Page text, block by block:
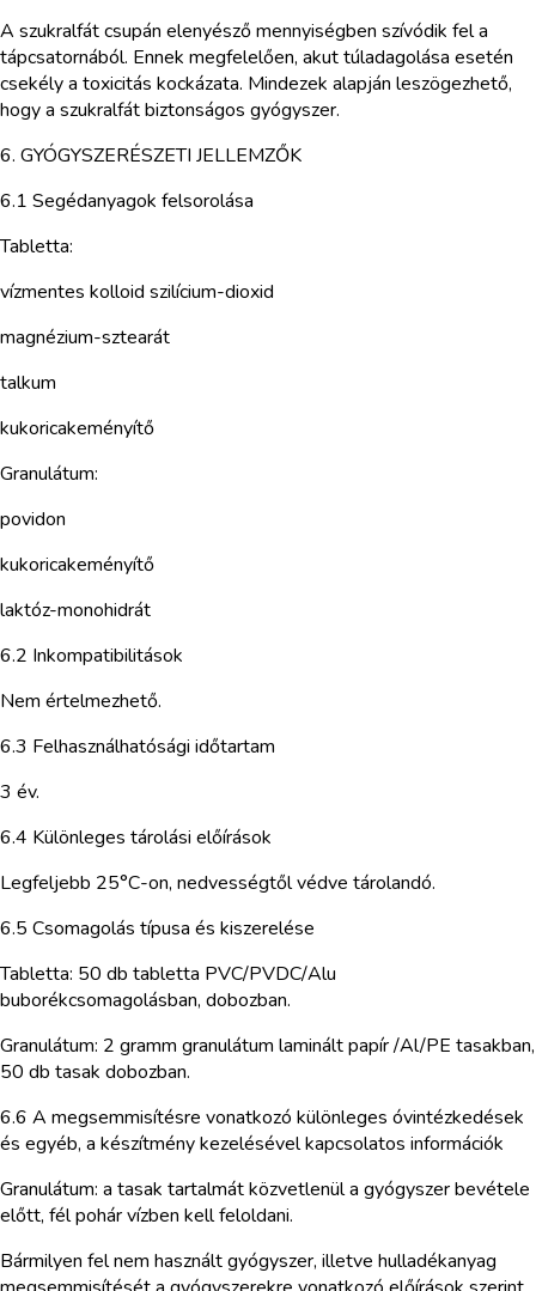
A szukralfát csupán elenyésző mennyiségben szívódik fel a
tápcsatornából. Ennek megfelelően, akut túladagolása esetén
csekély a toxicitás kockázata. Mindezek alapján leszögezhető,
hogy a szukralfát biztonságos gyógyszer.
6. GYÓGYSZERÉSZETI JELLEMZŐK
6.1 Segédanyagok felsorolása
Tabletta:
vízmentes kolloid szilícium-dioxid
magnézium-sztearát
talkum
kukoricakeményítő
Granulátum:
povidon
kukoricakeményítő
laktóz-monohidrát
6.2 Inkompatibilitások
Nem értelmezhető.
6.3 Felhasználhatósági időtartam
3 év.
6.4 Különleges tárolási előírások
Legfeljebb 25°C-on, nedvességtől védve tárolandó.
6.5 Csomagolás típusa és kiszerelése
Tabletta: 50 db tabletta PVC/PVDC/Alu
buborékcsomagolásban, dobozban.
Granulátum: 2 gramm granulátum laminált papír /Al/PE tasakban,
50 db tasak dobozban.
6.6 A megsemmisítésre vonatkozó különleges óvintézkedések
és egyéb, a készítmény kezelésével kapcsolatos információk
Granulátum: a tasak tartalmát közvetlenül a gyógyszer bevétele
előtt, fél pohár vízben kell feloldani.
Bármilyen fel nem használt gyógyszer, illetve hulladékanyag